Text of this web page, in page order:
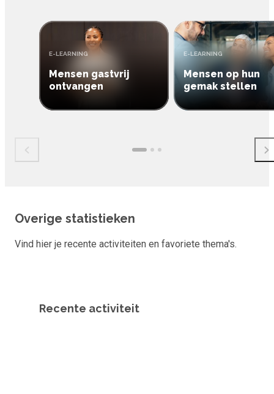
Mensen gastvrij
ontvangen
TYPE:
E-LEARNING
Mensen op hun
gemak stellen
TYPE:
E-LEARNING
Overige statistieken
Vind hier je recente activiteiten en favoriete thema's.
Recente activiteit